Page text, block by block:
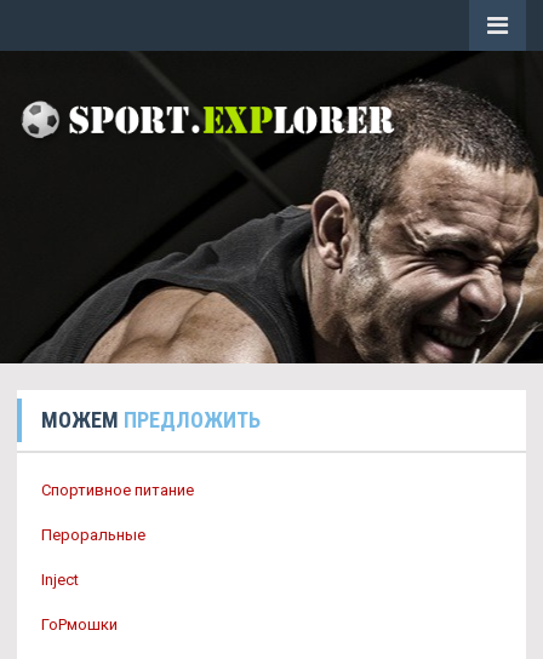
МОЖЕМ ПРЕДЛОЖИТЬ
Спортивное питание
Пероральные
Inject
ГоРмошки